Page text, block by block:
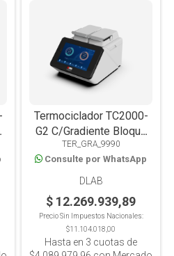
Termociclador TC2000-
G2 C/Gradiente Bloque
Doble, Pantalla Color
10.1" Wifi-Usb
TER_GRA_9990
Consulte por WhatsApp
DLAB
$ 12.269.939,89
Precio Sin Impuestos Nacionales:
$11.104.018,00
Hasta en 3 cuotas de